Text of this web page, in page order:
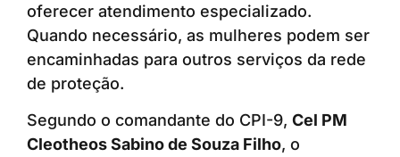
oferecer atendimento especializado.
Quando necessário, as mulheres podem ser
encaminhadas para outros serviços da rede
de proteção.
Segundo o comandante do CPI-9, Cel PM
Cleotheos Sabino de Souza Filho, o